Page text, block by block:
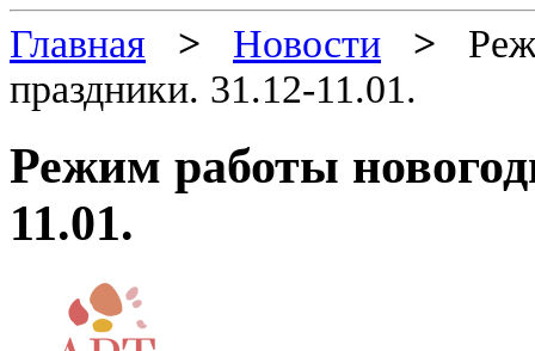
Главная > Новости >
праздники. 31.12-11.01.
Режим работы
11.01.